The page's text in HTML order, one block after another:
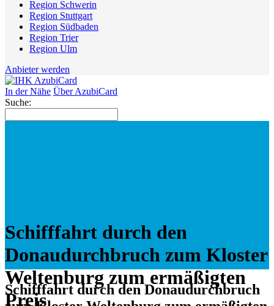
Region Schwerin
Region Stuttgart
Region Südbaden
Region Trier
Region Ulm
Anbieter werden
In der Nähe Über AzubiCard
Suche:
Schifffahrt durch den
Donaudurchbruch zum Kloster
Weltenburg zum ermäßigten
Preis
Schifffahrt durch den Donaudurchbruch